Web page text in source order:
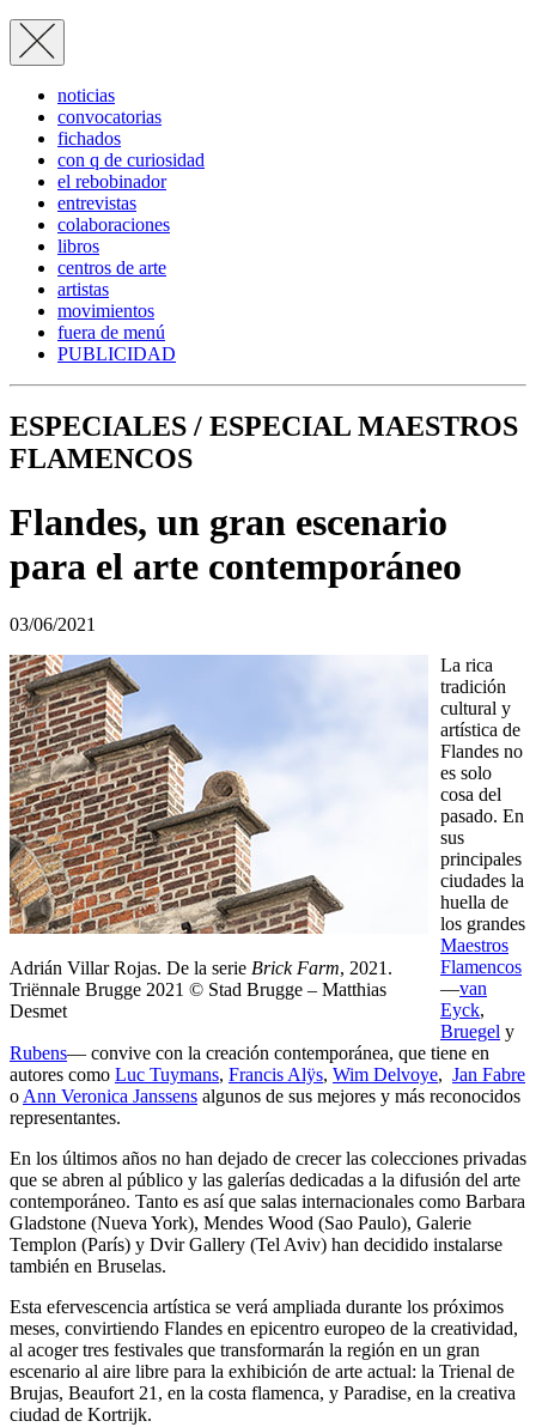
noticias
convocatorias
fichados
con q de curiosidad
el rebobinador
entrevistas
colaboraciones
libros
centros de arte
artistas
movimientos
fuera de menú
PUBLICIDAD
ESPECIALES / ESPECIAL MAESTROS
FLAMENCOS
Flandes, un gran escenario
para el arte contemporáneo
03/06/2021
Adrián Villar Rojas. De la serie Brick Farm, 2021.
Triënnale Brugge 2021 © Stad Brugge – Matthias
Desmet
La rica
tradición
cultural y
artística de
Flandes no
es solo
cosa del
pasado. En
sus
principales
ciudades la
huella de
los grandes
Maestros
Flamencos
—van
Eyck,
Bruegel y
Rubens— convive con la creación contemporánea, que tiene en
autores como Luc Tuymans, Francis Alÿs, Wim Delvoye, Jan Fabre
o Ann Veronica Janssens algunos de sus mejores y más reconocidos
representantes.
En los últimos años no han dejado de crecer las colecciones privadas
que se abren al público y las galerías dedicadas a la difusión del arte
contemporáneo. Tanto es así que salas internacionales como Barbara
Gladstone (Nueva York), Mendes Wood (Sao Paulo), Galerie
Templon (París) y Dvir Gallery (Tel Aviv) han decidido instalarse
también en Bruselas.
Esta efervescencia artística se verá ampliada durante los próximos
meses, convirtiendo Flandes en epicentro europeo de la creatividad,
al acoger tres festivales que transformarán la región en un gran
escenario al aire libre para la exhibición de arte actual: la Trienal de
Brujas, Beaufort 21, en la costa flamenca, y Paradise, en la creativa
ciudad de Kortrijk.